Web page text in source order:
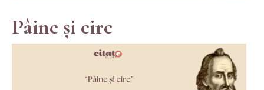
Pâine și circ